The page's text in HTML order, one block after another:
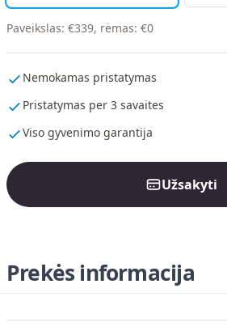
Paveikslas: €339, rėmas: €0
Nemokamas pristatymas
Pristatymas per 3 savaites
Viso gyvenimo garantija
Užsakyti
Prekės informacija